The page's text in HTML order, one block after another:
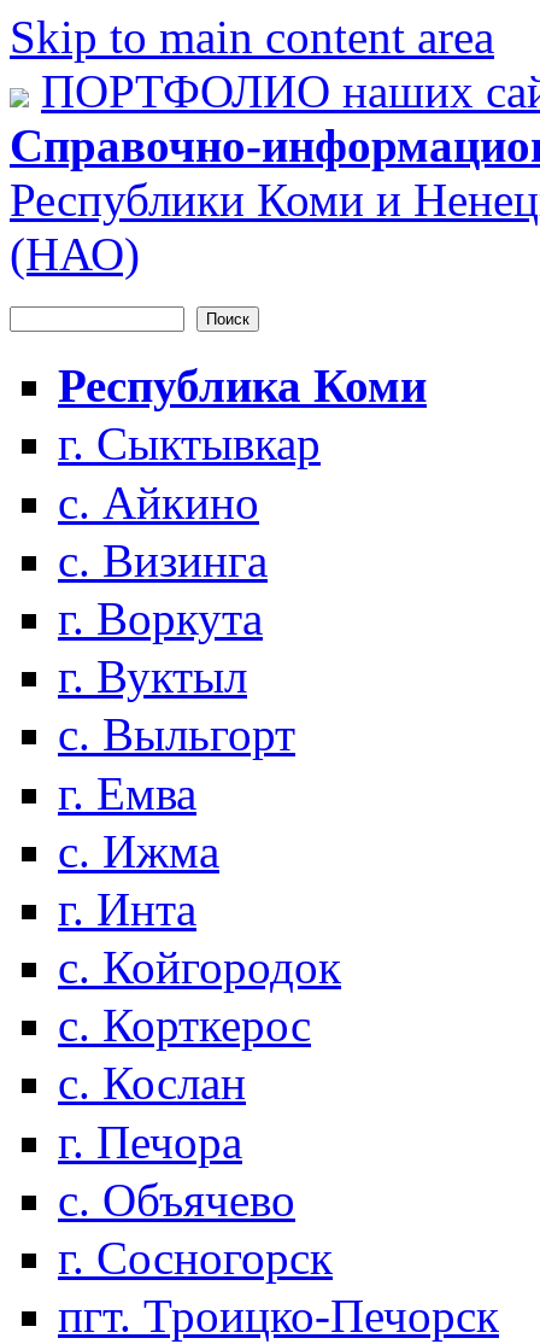
Skip to main content area
ПОРТФОЛИО наших
Справочно-
Республики Коми и
(НАО)
Форма поиска
Республика Коми
г. Сыктывкар
с. Айкино
с. Визинга
г. Воркута
г. Вуктыл
с. Выльгорт
г. Емва
с. Ижма
г. Инта
с. Койгородок
с. Корткерос
с. Кослан
г. Печора
с. Объячево
г. Сосногорск
пгт. Троицко-Печорск